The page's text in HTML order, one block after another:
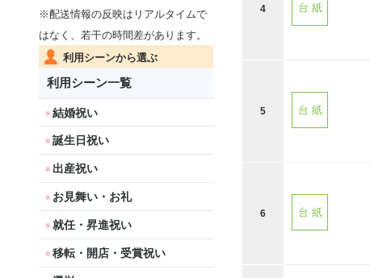
※配送情報の反映はリアルタイムで
はなく、若干の時間差があります。
利用シーンから選ぶ
利用シーン一覧
結婚祝い
誕生日祝い
出産祝い
お見舞い・お礼
就任・昇進祝い
移転・開店・受賞祝い
4 台 紙
5 台 紙
6 台 紙